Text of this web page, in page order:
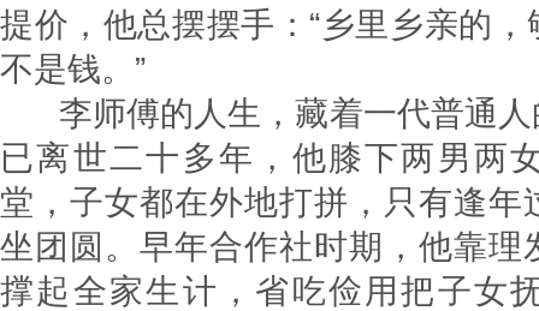
提价，他总摆摆手：“乡里乡亲的
不是钱。”
李师傅的人生，藏着一代普通人
已离世二十多年，他膝下两男两
堂，子女都在外地打拼，只有逢年
坐团圆。早年合作社时期，他靠理
撑起全家生计，省吃俭用把子女